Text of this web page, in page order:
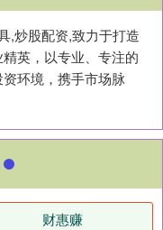
,炒股配资,致力于打造
英，以专业、专注的
环境，携手市场脉
财惠赚